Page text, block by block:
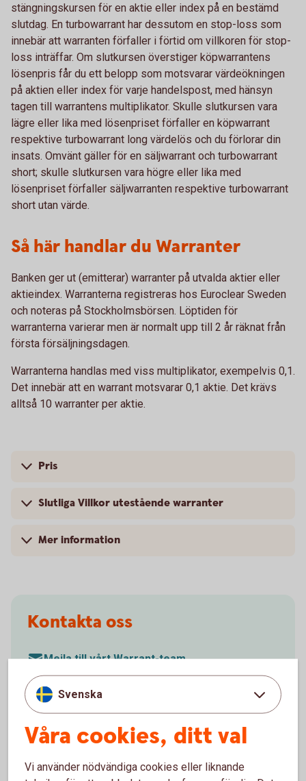
stängningskursen för en aktie eller index på en bestämd
slutdag. En turbowarrant har dessutom en stop-loss som
innebär att warranten förfaller i förtid om villkoren för stop-
loss inträffar. Om slutkursen överstiger köpwarrantens
lösenpris får du ett belopp som motsvarar värdeökningen
på aktien eller index för varje handelspost, med hänsyn
tagen till warrantens multiplikator. Skulle slutkursen vara
lägre eller lika med lösenpriset förfaller en köpwarrant
respektive turbowarrant long värdelös och du förlorar din
insats. Omvänt gäller för en säljwarrant och turbowarrant
short; skulle slutkursen vara högre eller lika med
lösenpriset förfaller säljwarranten respektive turbowarrant
short utan värde.
Så här handlar du Warranter
Banken ger ut (emitterar) warranter på utvalda aktier eller
aktieindex. Warranterna registreras hos Euroclear Sweden
och noteras på Stockholmsbörsen. Löptiden för
warranterna varierar men är normalt upp till 2 år räknat från
första försäljningsdagen.
Warranterna handlas med viss multiplikator, exempelvis 0,1.
Det innebär att en warrant motsvarar 0,1 aktie. Det krävs
alltså 10 warranter per aktie.
Pris
Slutliga Villkor utestående warranter
Mer information
Kontakta oss
Mejla till vårt Warrant-team
Mer information
Svenska
Våra cookies, ditt val
Vi använder nödvändiga cookies eller liknande